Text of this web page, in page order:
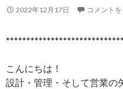
2022年12月17日 コメント
こんにちは！
設計・管理・そして営業の